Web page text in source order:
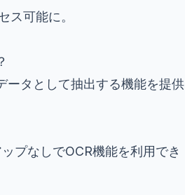
ス可能に。
タとして抽出する機能を提供
プなしでOCR機能を利用でき